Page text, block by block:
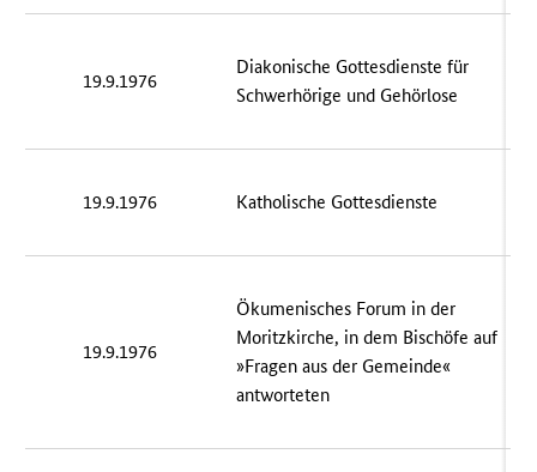
19.9.1976
Diakonische Gottesdienste für
Schwerhörige und Gehörlose
19.9.1976 Katholische Gottesdienste
19.9.1976
Ökumenisches Forum in der
Moritzkirche, in dem Bischöfe auf
»Fragen aus der Gemeinde«
antworteten